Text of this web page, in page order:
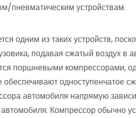
пневматическим устройствам.
одним из таких устройств,
подавая сжатый воздух в
поршневыми компрессорами,
одноступенчатое
автомобиля напрямую
Компрессор обычно